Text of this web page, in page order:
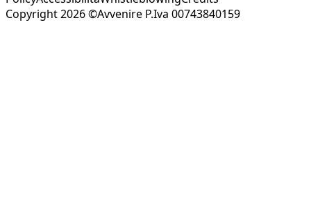
Copyright 2026 ©Avvenire P.Iva 00743840159